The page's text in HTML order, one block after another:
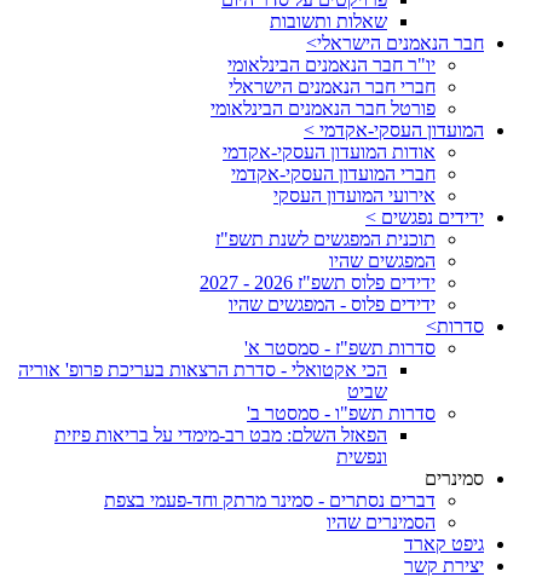
שאלות ותשובות
חבר הנאמנים הישראלי>
יו"ר חבר הנאמנים הבינלאומי
חברי חבר הנאמנים הישראלי
פורטל חבר הנאמנים הבינלאומי
המועדון העסקי-אקדמי >
אודות המועדון העסקי-אקדמי
חברי המועדון העסקי-אקדמי
אירועי המועדון העסקי
ידידים נפגשים >
תוכנית המפגשים לשנת תשפ"ז
המפגשים שהיו
ידידים פלוס תשפ"ז 2026 - 2027
ידידים פלוס - המפגשים שהיו
סדרות>
סדרות תשפ"ז - סמסטר א'
הכי אקטואלי - סדרת הרצאות בעריכת פרופ' אוריה
שביט
סדרות תשפ"ו - סמסטר ב'
הפאזל השלם: מבט רב-מימדי על בריאות פיזית
ונפשית
סמינרים
דברים נסתרים - סמינר מרתק וחד-פעמי בצפת
הסמינרים שהיו
גיפט קארד
יצירת קשר